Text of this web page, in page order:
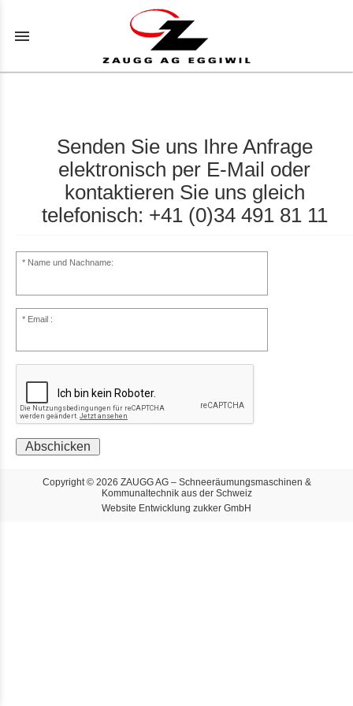
menu
Senden Sie uns Ihre Anfrage
elektronisch per E-Mail oder
kontaktieren Sie uns gleich
telefonisch: +41 (0)34 491 81 11
Name und Nachname:
Email :
Abschicken
Copyright © 2026 ZAUGG AG – Schneeräumungsmaschinen &
Kommunaltechnik aus der Schweiz
Website Entwicklung zukker GmbH